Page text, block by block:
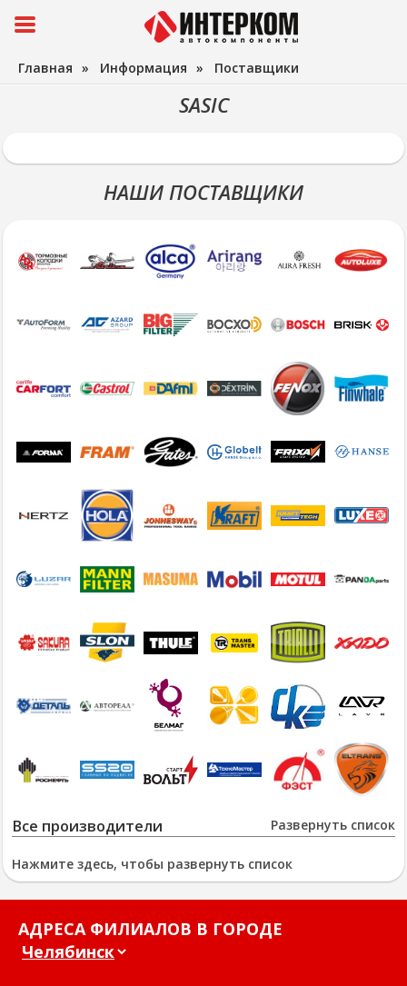
Главная » Информация » Поставщики
SASIC
НАШИ ПОСТАВЩИКИ
Развернуть список
Все производители
Нажмите здесь, чтобы развернуть список
АДРЕСА ФИЛИАЛОВ В ГОРОДЕ